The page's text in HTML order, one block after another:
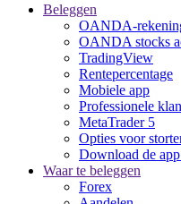
Beleggen
OANDA-
OANDA stocks
TradingView
Rentepercentage
Mobiele app
Professionele
MetaTrader 5
Opties voor
Download de
Waar te beleggen
Forex